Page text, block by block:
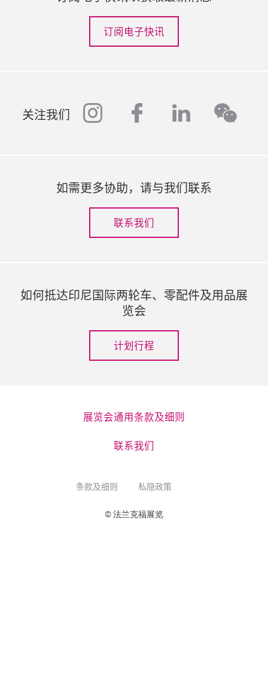
订阅电子快讯
关注我们 instagram
facebook
linkedin
如需更多协助，请与我们联系
联系我们
如何抵达印尼国际两轮车、零配件及用品展
览会
计划行程
展览会通用条款及细则
联系我们
条款及细则 私隐政策
© 法兰克福展览